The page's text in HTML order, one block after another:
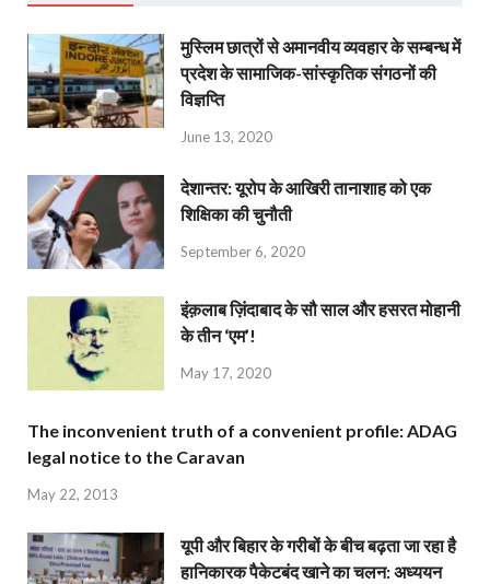
मुस्लिम छात्रों से अमानवीय व्यवहार के सम्बन्ध में
प्रदेश के सामाजिक-सांस्कृतिक संगठनों की
विज्ञप्ति
June 13, 2020
देशान्‍तर: यूरोप के आखिरी तानाशाह को एक
शिक्षिका की चुनौती
September 6, 2020
इंक़लाब ज़िंदाबाद के सौ साल और हसरत मोहानी
के तीन ‘एम’!
May 17, 2020
The inconvenient truth of a convenient profile: ADAG
legal notice to the Caravan
May 22, 2013
यूपी और बिहार के गरीबों के बीच बढ़ता जा रहा है
हानिकारक पैकेटबंद खाने का चलन: अध्ययन